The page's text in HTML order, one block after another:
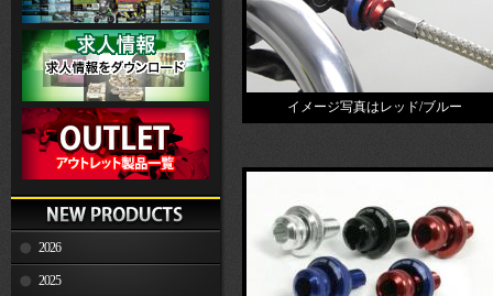
2026
2025
イメージ写真はレッド/ブルー